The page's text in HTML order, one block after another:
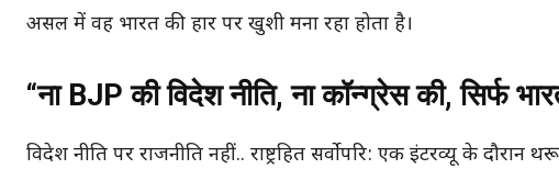
असल में वह भारत की हार पर खुशी मना रहा होता है।
“ना BJP की विदेश नीति, ना कॉन्ग्रेस की, सिर्फ
विदेश नीति पर राजनीति नहीं.. राष्ट्रहित सर्वोपरि: एक इंटरव्यू के